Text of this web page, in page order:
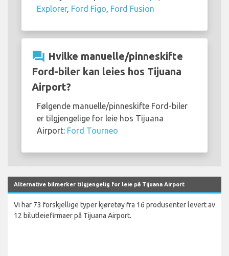
Explorer, Ford Figo Ford Fusion
question_answer Hvilke manuelle/pinneskifte
Ford-biler kan leies hos Tijuana
Airport?
Følgende manuelle/pinneskifte Ford-biler
er tilgjengelige for leie hos Tijuana
Airport: Ford Tourneo
Alternative bilmerker tilgjengelig for leie på Tijuana Airport
Vi har 73 forskjellige typer kjøretøy fra 16 produsenter levert av
12 bilutleiefirmaer på Tijuana Airport.